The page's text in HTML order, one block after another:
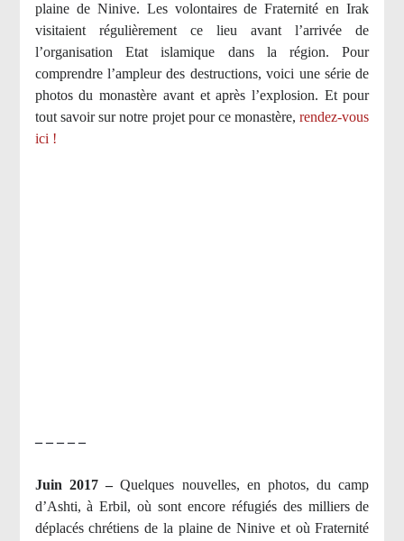
plaine de Ninive. Les volontaires de Fraternité en Irak
visitaient régulièrement ce lieu avant l’arrivée de
l’organisation Etat islamique dans la région. Pour
comprendre l’ampleur des destructions, voici une série de
photos du monastère avant et après l’explosion. Et pour
tout savoir sur notre projet pour ce monastère,rendez-vous
ici !
– – – – –
Juin 2017 –Quelques nouvelles, en photos, du camp
d’Ashti, à Erbil, où sont encore réfugiés des milliers de
déplacés chrétiens de la plaine de Ninive et où Fraternité